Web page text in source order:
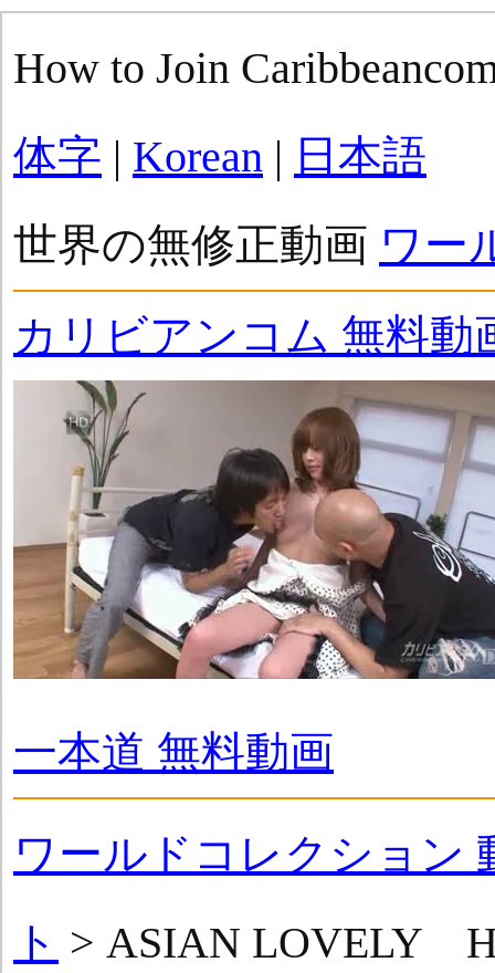
How to Join
体字 | Korean | 日本語
世界の無修正動画 ワー
カリビアンコム 無料動
一本道 無料動画
ワールドコレクション
ト > ASIAN LOVELY